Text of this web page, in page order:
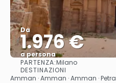
Da
1.976 €
a persona
PARTENZA:Milano
DESTINAZIONI
Amman · Amman · Amman · Petra